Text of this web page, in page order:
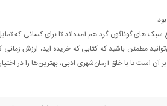
های گوناگون گرد هم آمده‌اند تا برای کسانی که
مطمئن باشید که کتابی که خریده اید، ارزش زمانی
است تا با خلق آرمان‌شهری ادبی، بهترین‌ها را در